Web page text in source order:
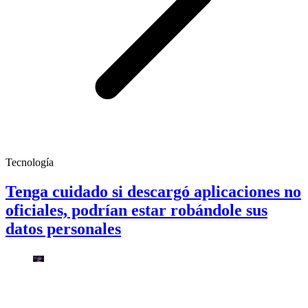
Tecnología
Tenga cuidado si descargó aplicaciones no
oficiales, podrían estar robándole sus
datos personales